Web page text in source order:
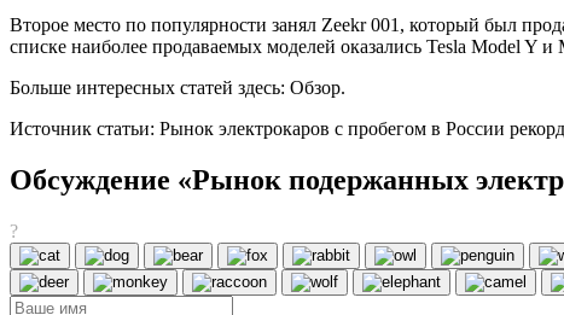
Второе место по популярности занял Zeekr 001, который был
списке наиболее продаваемых моделей оказались Tesla Model Y
Больше интересных статей здесь: Обзор.
Источник статьи: Рынок электрокаров с пробегом в России
Обсуждение «Рынок подержанных
?